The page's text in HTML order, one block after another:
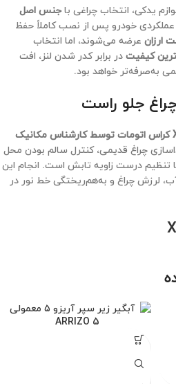
یدکی، انتخاب چراغی باجنس اصل
خودرو پس از نصب کاملاً حفظ
ارزان عرضه می‌شوند، اما انتخاب
کیفیتدر برابر کدر شدن لنز، افت
به‌صرفه‌تر خواهد بود.
جلو راست
چراغ قدیمی، کنترل سالم بودن محل
درست زاویه تابش است. انجام این
لرزش چراغ و به‌هم‌ریختگی خط نور در